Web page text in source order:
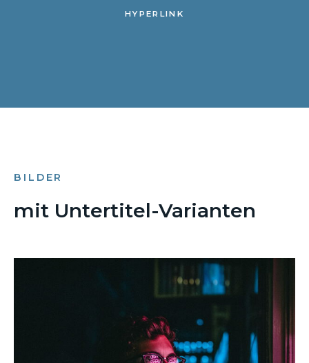
HYPERLINK
BILDER
mit Untertitel-Varianten